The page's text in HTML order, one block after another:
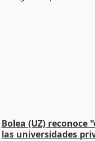
Bolea (UZ)
las universidades